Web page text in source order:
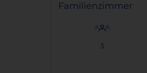
Familienzimmer
3